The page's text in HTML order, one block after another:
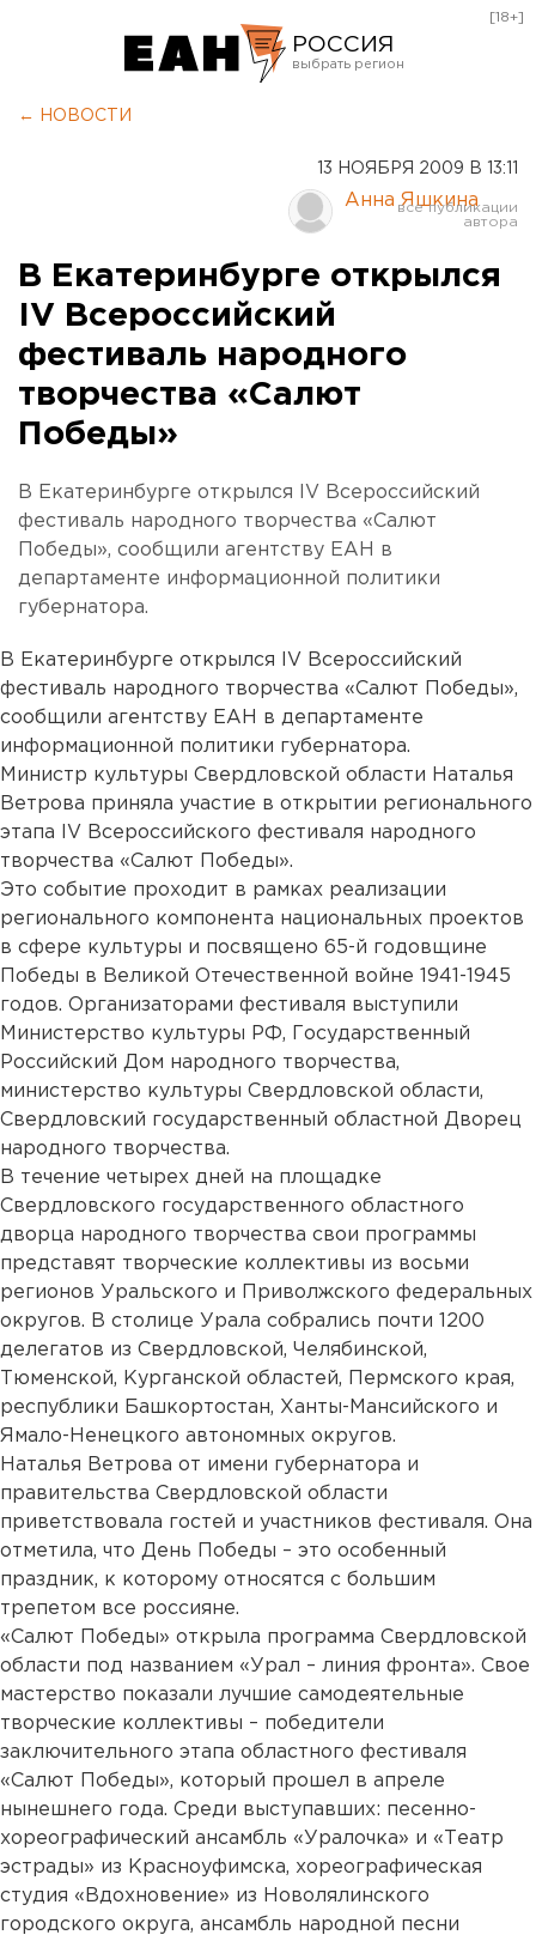
РОССИЯ
Курган
Оренбург
[18+]
← НОВОСТИ
13 НОЯБРЯ 2009 В 13:11
Анна Яшкина
В Екатеринбурге открылся
IV Всероссийский
фестиваль народного
творчества «Салют
Победы»
В Екатеринбурге открылся IV Всероссийский
фестиваль народного творчества «Салют
Победы», сообщили агентству ЕАН в
департаменте информационной политики
губернатора.
В Екатеринбурге открылся IV Всероссийский
фестиваль народного творчества «Салют Победы»,
сообщили агентству ЕАН в департаменте
информационной политики губернатора.
Министр культуры Свердловской области Наталья
Ветрова приняла участие в открытии регионального
этапа IV Всероссийского фестиваля народного
творчества «Салют Победы».
Это событие проходит в рамках реализации
регионального компонента национальных проектов
в сфере культуры и посвящено 65-й годовщине
Победы в Великой Отечественной войне 1941-1945
годов. Организаторами фестиваля выступили
Министерство культуры РФ, Государственный
Российский Дом народного творчества,
министерство культуры Свердловской области,
Свердловский государственный областной Дворец
народного творчества.
В течение четырех дней на площадке
Свердловского государственного областного
дворца народного творчества свои программы
представят творческие коллективы из восьми
регионов Уральского и Приволжского федеральных
округов. В столице Урала собрались почти 1200
делегатов из Свердловской, Челябинской,
Тюменской, Курганской областей, Пермского края,
республики Башкортостан, Ханты-Мансийского и
Ямало-Ненецкого автономных округов.
Наталья Ветрова от имени губернатора и
правительства Свердловской области
приветствовала гостей и участников фестиваля. Она
отметила, что День Победы – это особенный
праздник, к которому относятся с большим
трепетом все россияне.
«Салют Победы» открыла программа Свердловской
области под названием «Урал – линия фронта». Свое
мастерство показали лучшие самодеятельные
творческие коллективы – победители
заключительного этапа областного фестиваля
«Салют Победы», который прошел в апреле
нынешнего года. Среди выступавших: песенно-
хореографический ансамбль «Уралочка» и «Театр
эстрады» из Красноуфимска, хореографическая
студия «Вдохновение» из Новолялинского
городского округа, ансамбль народной песни